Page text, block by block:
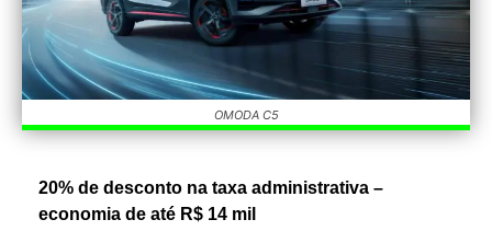
OMODA C5
20% de desconto na taxa administrativa –
economia de até R$ 14 mil